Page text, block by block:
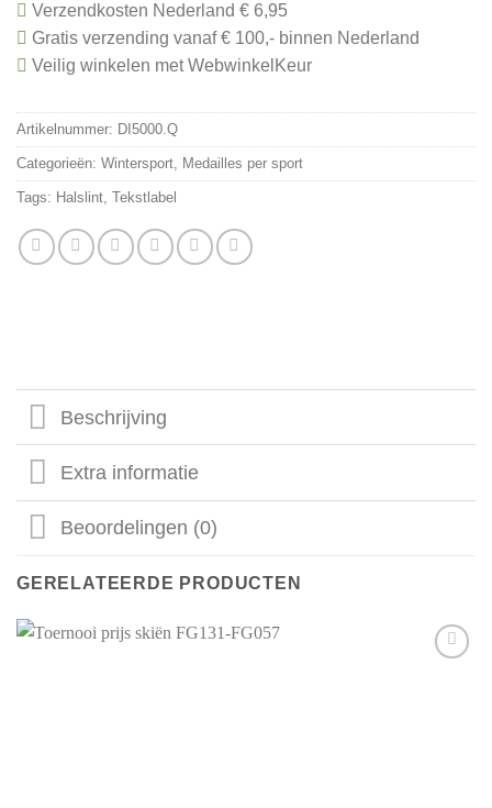
Verzendkosten Nederland € 6,95
Gratis verzending vanaf € 100,- binnen Nederland
Veilig winkelen met WebwinkelKeur
Artikelnummer: DI5000.Q
Categorieën: Wintersport, Medailles per sport
Tags: Halslint, Tekstlabel
Beschrijving
Extra informatie
Beoordelingen (0)
GERELATEERDE PRODUCTEN